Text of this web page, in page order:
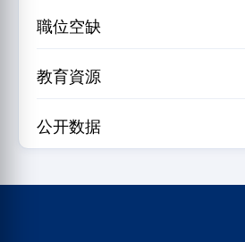
職位空缺
教育資源
公开数据